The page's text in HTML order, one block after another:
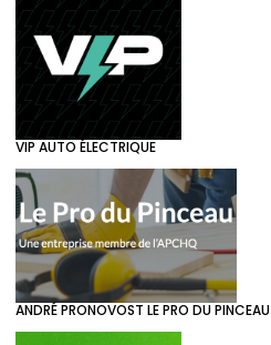
VIP AUTO ÉLECTRIQUE
ANDRÉ PRONOVOST LE PRO DU PINCEAU